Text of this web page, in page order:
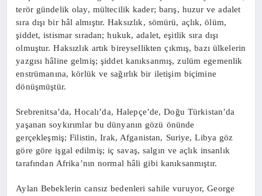
terör gündelik olay, mültecilik kader; barış, huzur ve adalet
sıra dışı bir hâl almıştır. Haksızlık, sömürü, açlık, ölüm,
şiddet, istismar sıradan; hukuk, adalet, eşitlik sıra dışı
olmuştur. Haksızlık artık bireysellikten çıkmış, bazı ülkelerin
yazgısı hâline gelmiş; şiddet kanıksanmış, zulüm egemenlik
enstrümanına, körlük ve sağırlık bir iletişim biçimine
dönüşmüştür.
Srebrenitsa’da, Hocalı’da, Halepçe’de, Doğu Türkistan’da
yaşanan soykırımlar bu dünyanın gözü önünde
gerçekleşmiş; Filistin, Irak, Afganistan, Suriye, Libya göz
göre göre işgal edilmiş; iç savaş, salgın ve açlık insanlık
tarafından Afrika’nın normal hâli gibi kanıksanmıştır.
Aylan Bebeklerin cansız bedenleri sahile vuruyor, George